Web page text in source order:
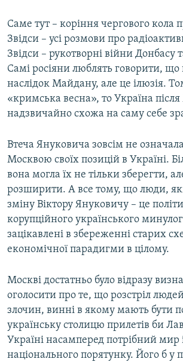
Саме тут – коріння чергового кола
Звідси – усі розмови про
Звідси – рукотворні війни Донбасу
Самі росіяни люблять говорити, що
наслідок Майдану, але це ілюзія.
«кримська весна», то Україна
надзвичайно схожа на саму себе
Втеча Януковича зовсім не
Москвою своїх позицій в Україні.
вона могла їх не тільки зберегти,
розширити. А все тому, що люди,
зміну Віктору Януковичу – це
корупційного українського
зацікавлені в збереженні старих
економічної парадигми в цілому.
Москві достатньо було відразу
оголосити про те, що розстріл
злочин, винні в якому мають бути
українську столицю прилетів би
Україні насамперед потрібний мир
національного порятунку. Його б у